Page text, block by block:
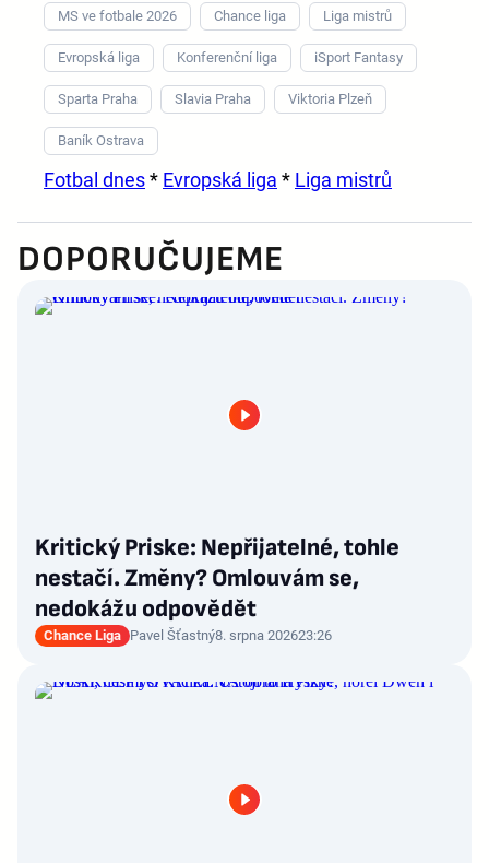
MS ve fotbale 2026 Chance liga Liga mistrů
Evropská liga Konferenční liga iSport Fantasy
Sparta Praha Slavia Praha Viktoria Plzeň
Baník Ostrava
Fotbal dnes* Evropská liga * Liga mistrů
DOPORUČUJEME
Kritický Priske: Nepřijatelné, tohle
nestačí. Změny? Omlouvám se,
nedokážu odpovědět
Chance Liga Pavel Šťastný8. srpna 202623:26